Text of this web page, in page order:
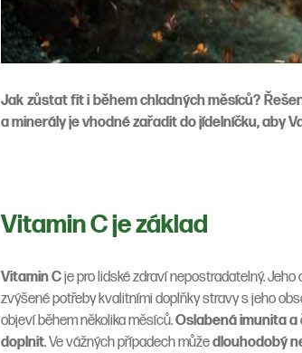
Jak zůstat fit i během chladných měsíců?
a minerály je vhodné zařadit do jídelníčku, aby
Vitamin C je základ
Vitamin Cje pro lidské zdraví nepostradatelný.
zvýšené potřeby kvalitními doplňky stravy s jeho
objeví během několika měsíců.Oslabená imunita
doplnit. Ve vážných případech můžedlouhodobý